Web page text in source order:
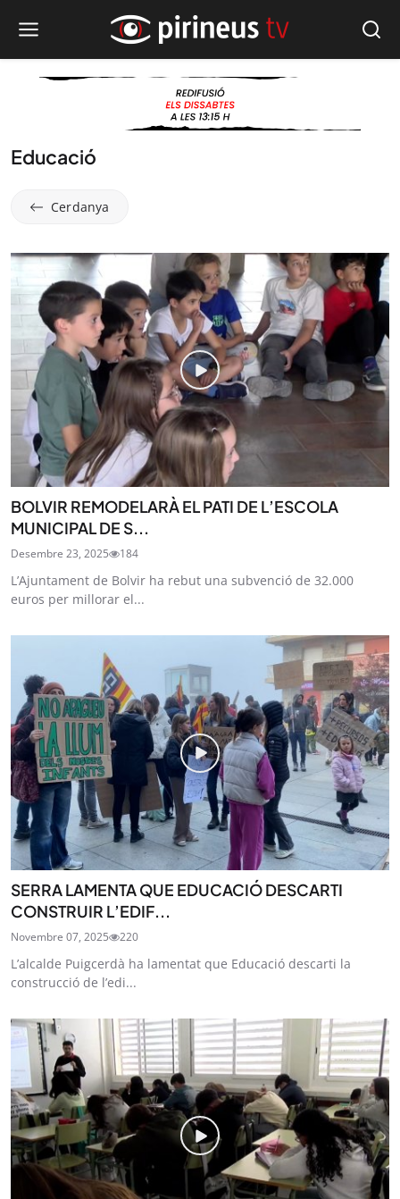
Educació
Cerdanya
BOLVIR REMODELARÀ EL PATI DE L’ESCOLA
MUNICIPAL DE S...
Desembre 23, 2025 184
L’Ajuntament de Bolvir ha rebut una subvenció de 32.000
euros per millorar el...
SERRA LAMENTA QUE EDUCACIÓ DESCARTI
CONSTRUIR L’EDIF...
Novembre 07, 2025 220
L’alcalde Puigcerdà ha lamentat que Educació descarti la
construcció de l’edi...